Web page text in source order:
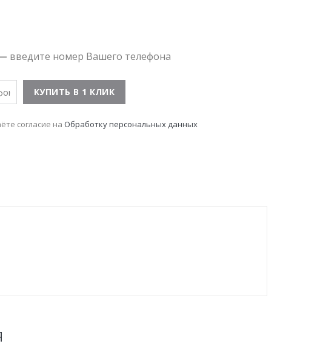
введите номер Вашего телефона
согласие на Обработку персональных данных